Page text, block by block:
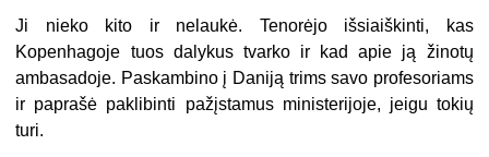
Ji nieko kito ir nelaukė. Tenorėjo išsiaiškinti, kas
Kopenhagoje tuos dalykus tvarko ir kad apie ją žinotų
ambasadoje. Paskambino į Daniją trims savo profesoriams
ir paprašė paklibinti pažįstamus ministerijoje, jeigu tokių
turi.